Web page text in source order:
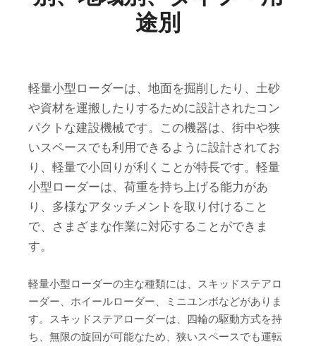
途別
軽量小型ローダーは、地面を掘削したり、土砂
や資材を運搬したりするために設計されたコン
パクトな建設機械です。この機器は、街中や狭
いスペースでも利用できるように設計されてお
り、軽量で小回りが利くことが特長です。軽量
小型ローダーは、荷重を持ち上げる能力があ
り、多様なアタッチメントを取り付けること
で、さまざまな作業に対応することができま
す。
軽量小型ローダーの主な種類には、スキッドステアロ
ーダー、ホイールローダー、ミニユンボなどがありま
す。スキッドステアローダーは、四輪の駆動方式を持
ち、無限の旋回が可能なため、狭いスペースでも運転